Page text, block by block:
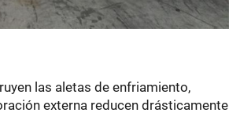
las aletas de enfriamiento,
externa reducen drásticamente